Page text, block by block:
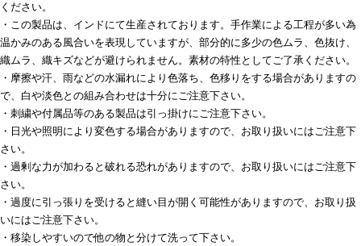
ください。
・この製品は、インドにて生産されております。手作業による工程が多い為
温かみのある風合いを表現していますが、部分的に多少の色ムラ、色抜け、
織ムラ、織キズなどが避けられません。素材の特性としてご了承ください。
・摩擦や汗、雨などの水漏れにより色落ち、色移りをする場合がありますの
で、白や淡色との組み合わせは十分にご注意下さい。
・刺繍や付属品等のある製品は引っ掛けにご注意下さい。
・日光や照明により変色する場合がありますので、お取り扱いにはご注意下
さい。
・過剰な力が加わると破れる恐れがありますので、お取り扱いにはご注意下
さい。
・過度に引っ張りを受けると縫い目が開く可能性がありますので、お取り扱
いにはご注意下さい。
・移染しやすいので他の物と分けて洗って下さい。